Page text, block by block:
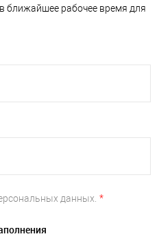
ближайшее рабочее время для
данных. *